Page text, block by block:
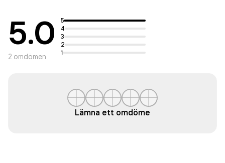
5.0
2 omdömen
5
4
3
2
1
Lämna ett omdöme